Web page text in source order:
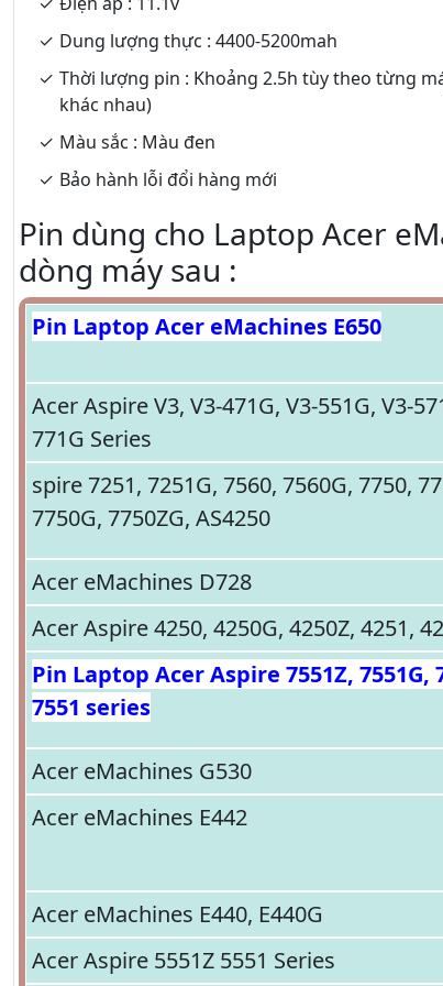
Dung lượng thực : 4400-5200mah
Thời lượng pin : Khoảng 2.5h tùy theo từng
khác nhau)
Màu sắc : Màu đen
Bảo hành lỗi đổi hàng mới
Pin dùng cho Laptop Acer
dòng máy sau :
Pin Laptop Acer eMachines E650
Acer Aspire V3, V3-471G, V3-551G, V3-
771G Series
spire 7251, 7251G, 7560, 7560G, 7750,
7750G, 7750ZG, AS4250
Acer eMachines D728
Acer Aspire 4250, 4250G, 4250Z, 4251,
Pin Laptop Acer Aspire 7551Z, 7551G,
7551 series
Acer eMachines G530
Acer eMachines E442
Acer eMachines E440, E440G
Acer Aspire 5551Z 5551 Series